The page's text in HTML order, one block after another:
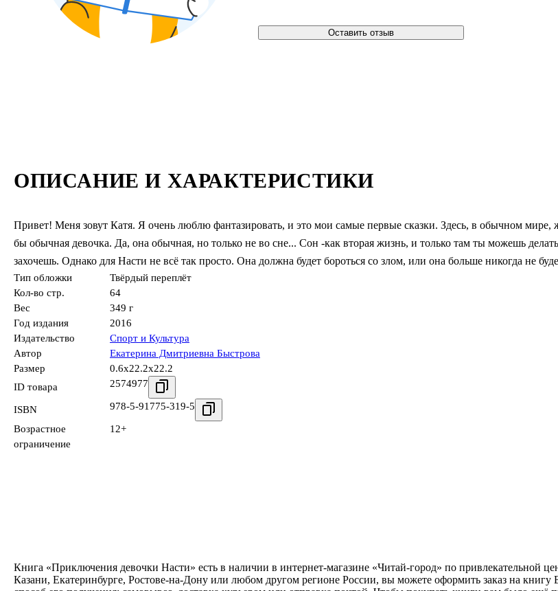
ОПИСАНИЕ И ХАРАКТЕРИСТИКИ
Привет! Меня зовут Катя. Я очень люблю фантазировать, и это мои самые первые сказки. Здесь, в обычном мире,
бы обычная девочка. Да, она обычная, но только не во сне... Сон -как вторая жизнь, и только там ты можешь
захочешь. Однако для Насти не всё так просто. Она должна будет бороться со злом, или она больше никогда не
Тип обложки
Твёрдый переплёт
Кол-во стр.
64
Вес
349 г
Год издания
2016
Издательство
Спорт и Культура
Автор
Екатерина Дмитриевна Быстрова
Размер
0.6x22.2x22.2
ID товара
2574977
ISBN 978-5-91775-319-5
Возрастное
ограничение
12+
Оставить отзыв
Книга «Приключения девочки Насти» есть в наличии в интернет-магазине «Читай-город» по привлекательной
Казани, Екатеринбурге, Ростове-на-Дону или любом другом регионе России, вы можете оформить заказ на